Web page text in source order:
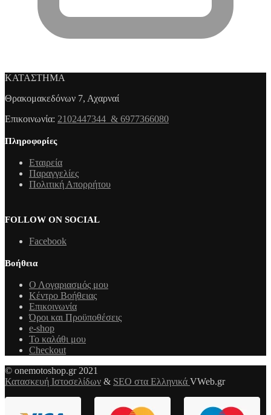
ΚΑΤΑΣΤΗΜΑ
Θρακομακεδόνων 7, Αχαρναί
Επικοινωνία: 2102447344 & 6977366080
Πληροφορίες
Εταιρεία
Παραγγελίες
Πολιτική Απορρήτου
FOLLOW ON SOCIAL
Facebook
Βοήθεια
Ο Λογαριασμός μου
Κέντρο Βοήθειας
Επικοινωνία
Όροι και Προϋποθέσεις
e-shop
Το καλάθι μου
Checkout
© onemotoshop.gr 2021
Κατασκευή Ιστοσελίδων & SEO στα Ελληνικά VWeb.gr